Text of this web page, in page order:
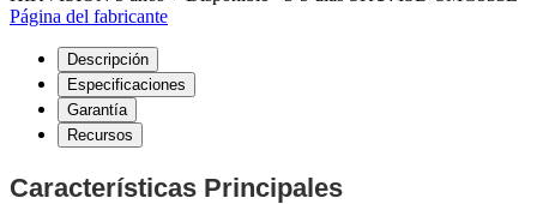
Página del fabricante
Descripción
Especificaciones
Garantía
Recursos
Características Principales